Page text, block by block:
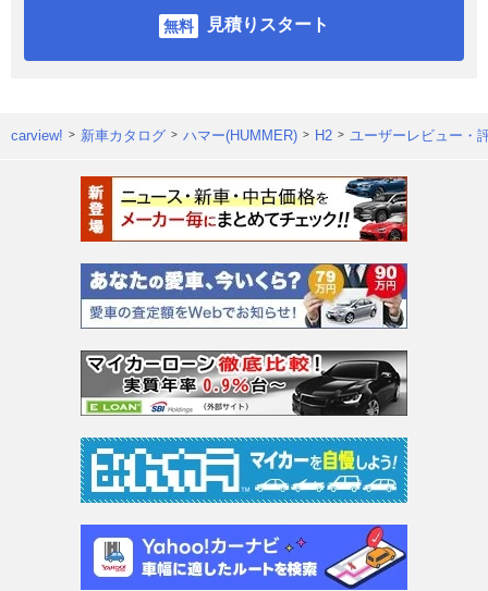
見積りスタート
carview! 新車カタログ ハマー(HUMMER) H2 ユーザーレビュー・